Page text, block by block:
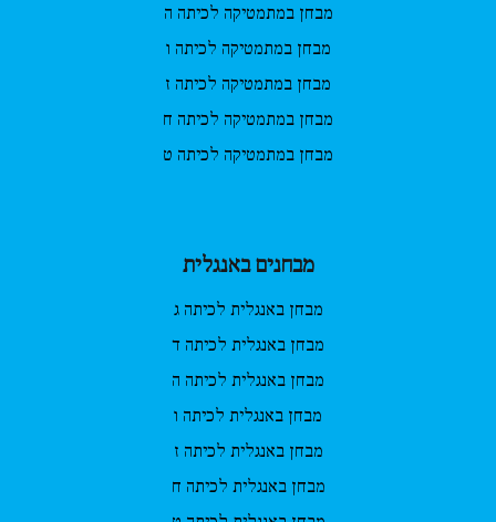
מבחן במתמטיקה לכיתה ה
מבחן במתמטיקה לכיתה ו
מבחן במתמטיקה לכיתה ז
מבחן במתמטיקה לכיתה ח
מבחן במתמטיקה לכיתה ט
מבחנים באנגלית
מבחן באנגלית לכיתה ג
מבחן באנגלית לכיתה ד
מבחן באנגלית לכיתה ה
מבחן באנגלית לכיתה ו
מבחן באנגלית לכיתה ז
מבחן באנגלית לכיתה ח